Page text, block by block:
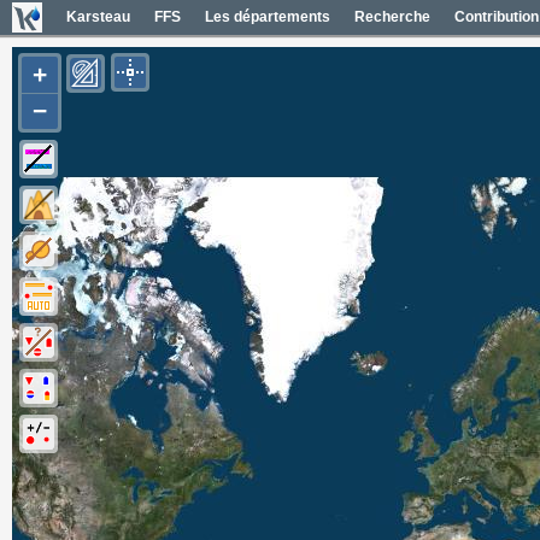
Karsteau FFS Les départements Recherche Contribution
+
−
Photos aériennes France
Mapas geol 1/50000 España
Mapas IGN España
Fotos aéreas España
Photos aériennes ESRI
Carte OpenTopoMap